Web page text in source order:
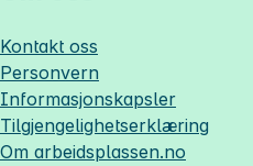
Kontakt oss
Personvern
Informasjonskapsler
Tilgjengelighetserklæring
Om arbeidsplassen.no